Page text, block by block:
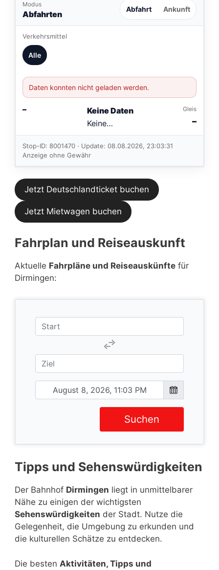
Modus
Abfahrten Abfahrt Ankunft
Verkehrsmittel
Alle
Daten konnten nicht geladen werden.
–
Keine Daten
Keine
Verbindungen
im aktuellen
Feed.
Gleis
–
Stop-ID: 8001470 · Update: 08.08.2026, 23:03:31
Anzeige ohne Gewähr
Jetzt Deutschlandticket buchen
Jetzt Mietwagen buchen
Fahrplan und Reiseauskunft
Aktuelle Fahrpläne und Reiseauskünfte für
Dirmingen:
Suchen
Tipps und Sehenswürdigkeiten
Der Bahnhof Dirmingen liegt in unmittelbarer
Nähe zu einigen der wichtigsten
Sehenswürdigkeiten der Stadt. Nutze die
Gelegenheit, die Umgebung zu erkunden und
die kulturellen Schätze zu entdecken.
Die besten Aktivitäten, Tipps und